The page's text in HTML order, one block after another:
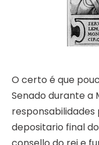
O certo é que
Senado durante a
depositario final